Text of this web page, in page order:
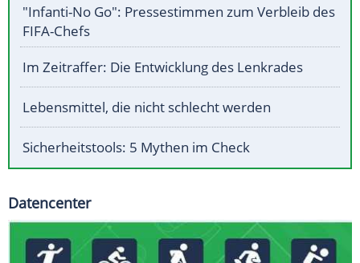
"Infanti-No Go": Pressestimmen zum Verbleib des
FIFA-Chefs
Im Zeitraffer: Die Entwicklung des Lenkrades
Lebensmittel, die nicht schlecht werden
Sicherheitstools: 5 Mythen im Check
Datencenter